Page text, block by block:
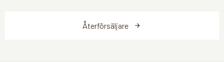
Återförsäljare